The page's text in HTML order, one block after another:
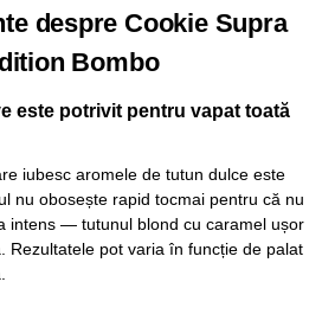
despre Cookie Supra
Bombo
este potrivit pentru vapat toată
iubesc aromele de tutun dulce este
nu obosește rapid tocmai pentru că nu
intens — tutunul blond cu caramel ușor
Rezultatele pot varia în funcție de palat